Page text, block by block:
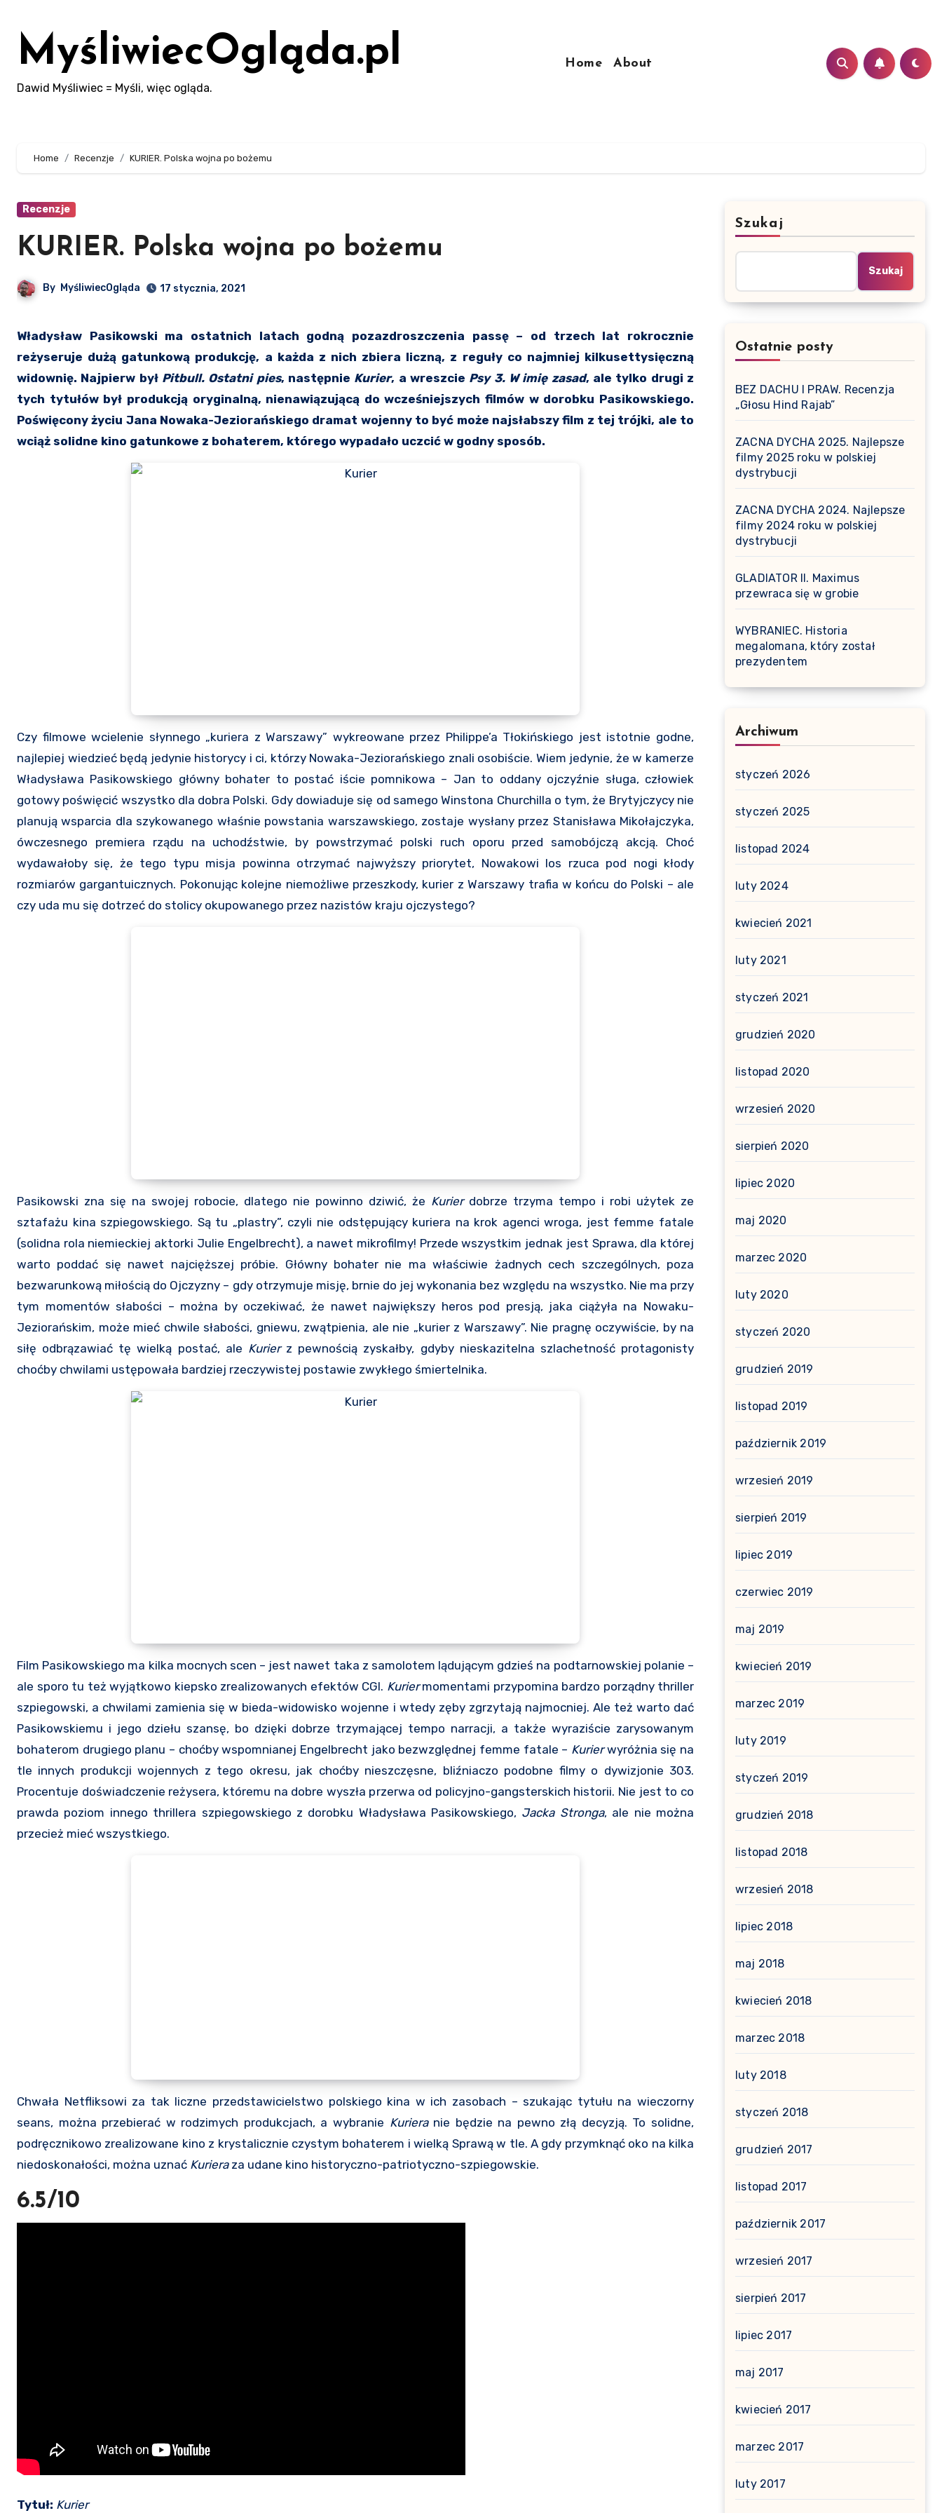
contentMyśliwiecOgląda.pl
Dawid Myśliwiec = Myśli, więc ogląda.
Home About
Home Recenzje KURIER. Polska wojna po bożemu
Recenzje
KURIER. Polska wojna po bożemu
By MyśliwiecOgląda 17 stycznia, 2021
Władysław Pasikowski ma ostatnich latach godną pozazdroszczenia passę – od trzech lat rokrocznie
reżyseruje dużą gatunkową produkcję, a każda z nich zbiera liczną, z reguły co najmniej kilkusettysięczną
widownię. Najpierw był Pitbull. Ostatni pies, następnie Kurier, a wreszcie Psy 3. W imię zasad, ale tylko drugi z
tych tytułów był produkcją oryginalną, nienawiązującą do wcześniejszych filmów w dorobku Pasikowskiego.
Poświęcony życiu Jana Nowaka-Jeziorańskiego dramat wojenny to być może najsłabszy film z tej trójki, ale to
wciąż solidne kino gatunkowe z bohaterem, którego wypadało uczcić w godny sposób.
Czy filmowe wcielenie słynnego „kuriera z Warszawy” wykreowane przez Philippe’a Tłokińskiego jest istotnie godne,
najlepiej wiedzieć będą jedynie historycy i ci, którzy Nowaka-Jeziorańskiego znali osobiście. Wiem jedynie, że w kamerze
Władysława Pasikowskiego główny bohater to postać iście pomnikowa – Jan to oddany ojczyźnie sługa, człowiek
gotowy poświęcić wszystko dla dobra Polski. Gdy dowiaduje się od samego Winstona Churchilla o tym, że Brytyjczycy nie
planują wsparcia dla szykowanego właśnie powstania warszawskiego, zostaje wysłany przez Stanisława Mikołajczyka,
ówczesnego premiera rządu na uchodźstwie, by powstrzymać polski ruch oporu przed samobójczą akcją. Choć
wydawałoby się, że tego typu misja powinna otrzymać najwyższy priorytet, Nowakowi los rzuca pod nogi kłody
rozmiarów gargantuicznych. Pokonując kolejne niemożliwe przeszkody, kurier z Warszawy trafia w końcu do Polski – ale
czy uda mu się dotrzeć do stolicy okupowanego przez nazistów kraju ojczystego?
Pasikowski zna się na swojej robocie, dlatego nie powinno dziwić, że Kurierdobrze trzyma tempo i robi użytek ze
sztafażu kina szpiegowskiego. Są tu „plastry”, czyli nie odstępujący kuriera na krok agenci wroga, jest femme fatale
(solidna rola niemieckiej aktorki Julie Engelbrecht), a nawet mikrofilmy! Przede wszystkim jednak jest Sprawa, dla której
warto poddać się nawet najcięższej próbie. Główny bohater nie ma właściwie żadnych cech szczególnych, poza
bezwarunkową miłością do Ojczyzny – gdy otrzymuje misję, brnie do jej wykonania bez względu na wszystko. Nie ma przy
tym momentów słabości – można by oczekiwać, że nawet największy heros pod presją, jaka ciążyła na Nowaku-
Jeziorańskim, może mieć chwile słabości, gniewu, zwątpienia, ale nie „kurier z Warszawy”. Nie pragnę oczywiście, by na
siłę odbrązawiać tę wielką postać, ale Kurier z pewnością zyskałby, gdyby nieskazitelna szlachetność protagonisty
choćby chwilami ustępowała bardziej rzeczywistej postawie zwykłego śmiertelnika.
Film Pasikowskiego ma kilka mocnych scen – jest nawet taka z samolotem lądującym gdzieś na podtarnowskiej polanie –
ale sporo tu też wyjątkowo kiepsko zrealizowanych efektów CGI. Kuriermomentami przypomina bardzo porządny thriller
szpiegowski, a chwilami zamienia się w bieda-widowisko wojenne i wtedy zęby zgrzytają najmocniej. Ale też warto dać
Pasikowskiemu i jego dziełu szansę, bo dzięki dobrze trzymającej tempo narracji, a także wyraziście zarysowanym
bohaterom drugiego planu – choćby wspomnianej Engelbrecht jako bezwzględnej femme fatale – Kurierwyróżnia się na
tle innych produkcji wojennych z tego okresu, jak choćby nieszczęsne, bliźniaczo podobne filmy o dywizjonie 303.
Procentuje doświadczenie reżysera, któremu na dobre wyszła przerwa od policyjno-gangsterskich historii. Nie jest to co
prawda poziom innego thrillera szpiegowskiego z dorobku Władysława Pasikowskiego, Jacka Stronga, ale nie można
przecież mieć wszystkiego.
Chwała Netfliksowi za tak liczne przedstawicielstwo polskiego kina w ich zasobach – szukając tytułu na wieczorny
seans, można przebierać w rodzimych produkcjach, a wybranie Kurieranie będzie na pewno złą decyzją. To solidne,
podręcznikowo zrealizowane kino z krystalicznie czystym bohaterem i wielką Sprawą w tle. A gdy przymknąć oko na kilka
niedoskonałości, można uznać Kuriera za udane kino historyczno-patriotyczno-szpiegowskie.
6.5/10
Tytuł: Kurier
Szukaj
Szukaj
Ostatnie posty
BEZ DACHU I PRAW. Recenzja
„Głosu Hind Rajab”
ZACNA DYCHA 2025. Najlepsze
filmy 2025 roku w polskiej
dystrybucji
ZACNA DYCHA 2024. Najlepsze
filmy 2024 roku w polskiej
dystrybucji
GLADIATOR II. Maximus
przewraca się w grobie
WYBRANIEC. Historia
megalomana, który został
prezydentem
Archiwum
styczeń 2026
styczeń 2025
listopad 2024
luty 2024
kwiecień 2021
luty 2021
styczeń 2021
grudzień 2020
listopad 2020
wrzesień 2020
sierpień 2020
lipiec 2020
maj 2020
marzec 2020
luty 2020
styczeń 2020
grudzień 2019
listopad 2019
październik 2019
wrzesień 2019
sierpień 2019
lipiec 2019
czerwiec 2019
maj 2019
kwiecień 2019
marzec 2019
luty 2019
styczeń 2019
grudzień 2018
listopad 2018
wrzesień 2018
lipiec 2018
maj 2018
kwiecień 2018
marzec 2018
luty 2018
styczeń 2018
grudzień 2017
listopad 2017
październik 2017
wrzesień 2017
sierpień 2017
lipiec 2017
maj 2017
kwiecień 2017
marzec 2017
luty 2017